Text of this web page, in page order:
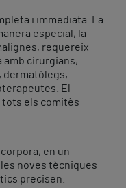
i immediata. La
especial, la
requereix
amb cirurgians,
dermatòlegs,
El
tots els comitès
en un
noves tècniques
precisen.